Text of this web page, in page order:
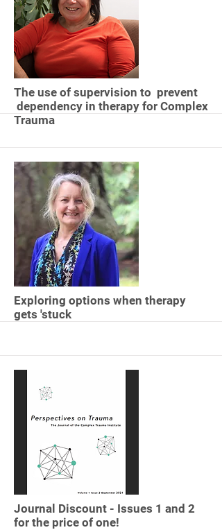
approaches and the different ways in
which they offer the solution to Trauma
and ask the question “what’s worth
knowing about if I’m to be as effective
as I can be?”.
More
The use of supervision to prevent
dependency in therapy for Complex
Trauma
More
Exploring options when therapy
gets 'stuck
More
Journal Discount - Issues 1 and 2
for the price of one!